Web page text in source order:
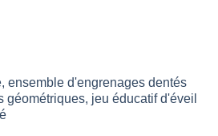
ensemble d'engrenages dentés
géométriques, jeu éducatif d'éveil